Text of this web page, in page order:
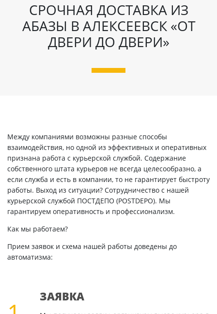
СРОЧНАЯ ДОСТАВКА ИЗ
АБАЗЫ В АЛЕКСЕЕВСК «ОТ
ДВЕРИ ДО ДВЕРИ»
Между компаниями возможны разные способы
взаимодействия, но одной из эффективных и оперативных
признана работа с курьерской службой. Содержание
собственного штата курьеров не всегда целесообразно, а
если служба и есть в компании, то не гарантирует быстроту
работы. Выход из ситуации? Сотрудничество с нашей
курьерской службой ПОСТДЕПО (POSTDEPO). Мы
гарантируем оперативность и профессионализм.
Как мы работаем?
Прием заявок и схема нашей работы доведены до
автоматизма:
ЗАЯВКА